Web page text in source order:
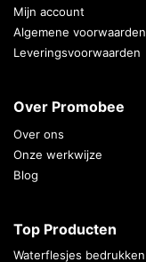
Mijn account
Algemene voorwaarden
Leveringsvoorwaarden
Over Promobee
Over ons
Onze werkwijze
Blog
Top Producten
Waterflesjes bedrukken